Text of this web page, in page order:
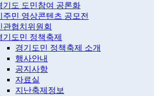
기도 도민참여 공론화
주민 영상콘텐츠 공모전
관협치위원회
기도민 정책축제
경기도민 정책축제 소개
행사안내
공지사항
자료실
지난축제정보